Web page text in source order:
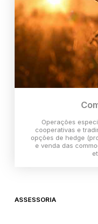
Operações
cooperativas e
opções de hedge
e venda das
ASSESSORIA